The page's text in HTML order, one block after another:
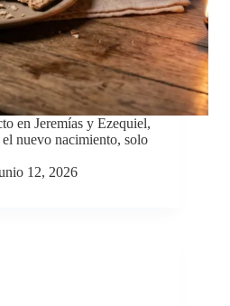
en Jeremías y Ezequiel,
nuevo nacimiento, solo
12, 2026